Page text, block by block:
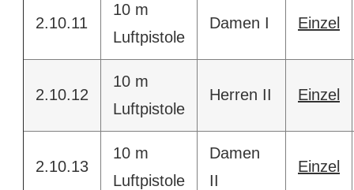
2.10.11
10 m
Luftpistole
Damen I Einzel
2.10.12
10 m
Luftpistole
Herren II Einzel
2.10.13
10 m
Luftpistole
Damen
II
Einzel